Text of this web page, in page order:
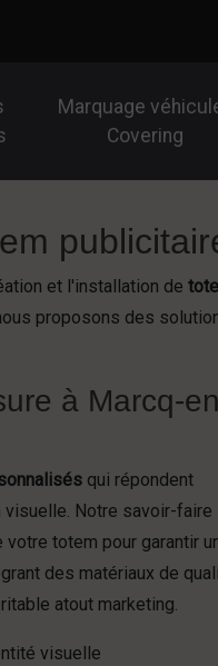
Marquage véhicule
Covering
et l'installation de
proposons des
à Marcq-
qui répondent
Notre savoir-faire
totem pour garantir
des matériaux de
atout marketing.
visuelle